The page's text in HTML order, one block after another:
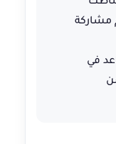
مشاركة
في